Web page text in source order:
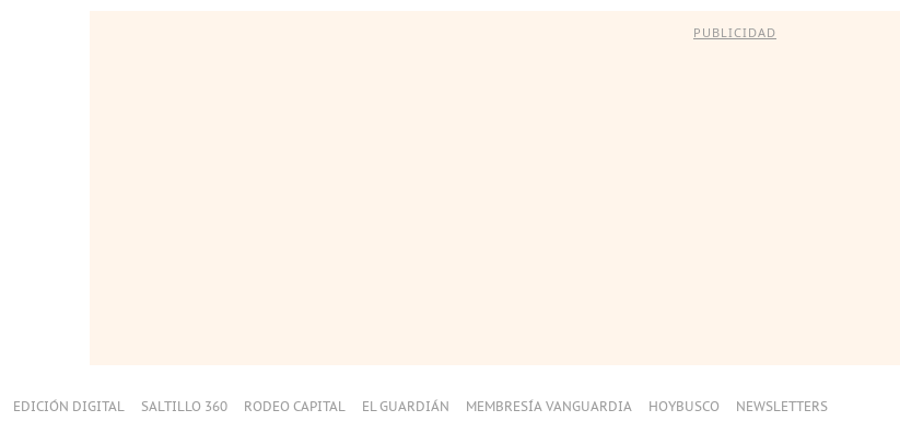
PUBLICIDAD
EDICIÓN DIGITAL SALTILLO 360 RODEO CAPITAL EL GUARDIÁN MEMBRESÍA VANGUARDIA HOYBUSCO NEWSLETTERS